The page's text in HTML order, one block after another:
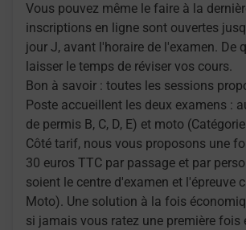
Vous pouvez même le faire à la
inscriptions en ligne sont ouvertes
jour J, avant l'horaire de l'examen. De
laisser le temps de réviser vos cours.
Bon à savoir : toutes les sessions
Poste accueillent les deux examens :
de permis B, C, D, E) et moto
Côté tarif, nous vous proposons une
30 euros TTC par passage et par
soient le centre d'examen et l'épreuve
Moto). Une solution à la fois
si jamais vous ratez une première fois